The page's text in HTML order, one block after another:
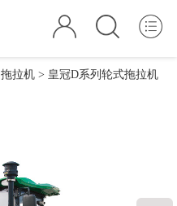
拖拉机> 皇冠D系列轮式拖拉机